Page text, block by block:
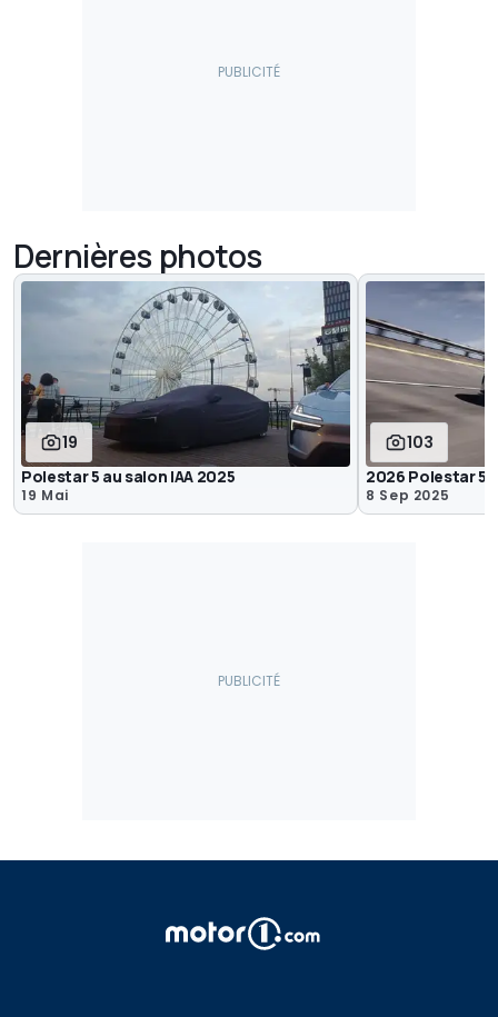
Dernières photos
19
Polestar 5 au salon IAA 2025
19 Mai
103
2026 Polestar 5
8 Sep 2025